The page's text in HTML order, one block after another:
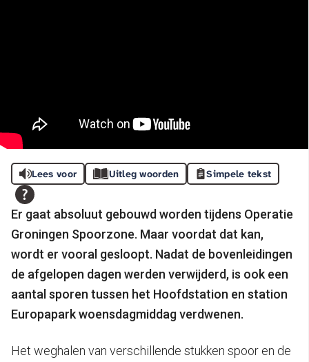
Lees voor Uitleg woorden Simpele tekst
Er gaat absoluut gebouwd worden tijdens Operatie
Groningen Spoorzone. Maar voordat dat kan,
wordt er vooral gesloopt. Nadat de bovenleidingen
de afgelopen dagen werden verwijderd, is ook een
aantal sporen tussen het Hoofdstation en station
Europapark woensdagmiddag verdwenen.
Het weghalen van verschillende stukken spoor en de